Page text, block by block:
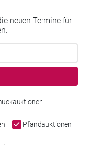
neuen Termine für
Pfandauktionen